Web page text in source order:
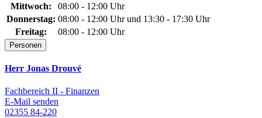
Mittwoch:
08:00 - 12:00 Uhr
Donnerstag: 08:00 - 12:00 Uhr und 13:30 - 17:30 Uhr
Freitag:
08:00 - 12:00 Uhr
Personen
Herr Jonas Drouvé
Fachbereich II - Finanzen
E-Mail senden
02355 84-220